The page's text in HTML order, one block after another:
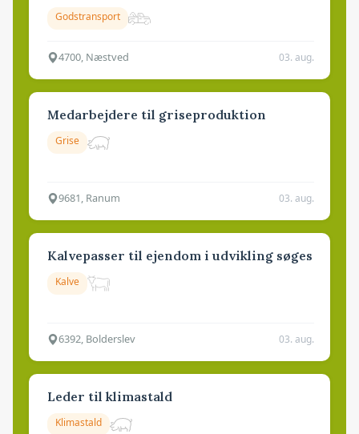
Godstransport
4700, Næstved 03. aug.
Medarbejdere til griseproduktion
Grise
9681, Ranum 03. aug.
Kalvepasser til ejendom i udvikling søges
Kalve
6392, Bolderslev 03. aug.
Leder til klimastald
Klimastald